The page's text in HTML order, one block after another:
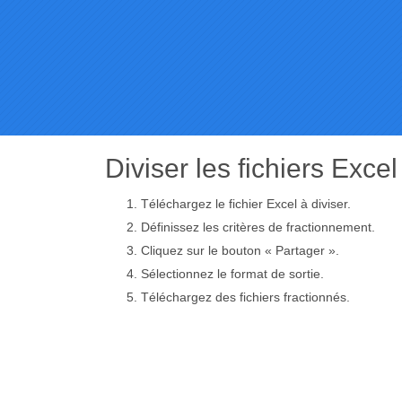
Diviser les fichiers
Téléchargez le fichier Excel à diviser.
Définissez les critères de fractionnement.
Cliquez sur le bouton « Partager ».
Sélectionnez le format de sortie.
Téléchargez des fichiers fractionnés.